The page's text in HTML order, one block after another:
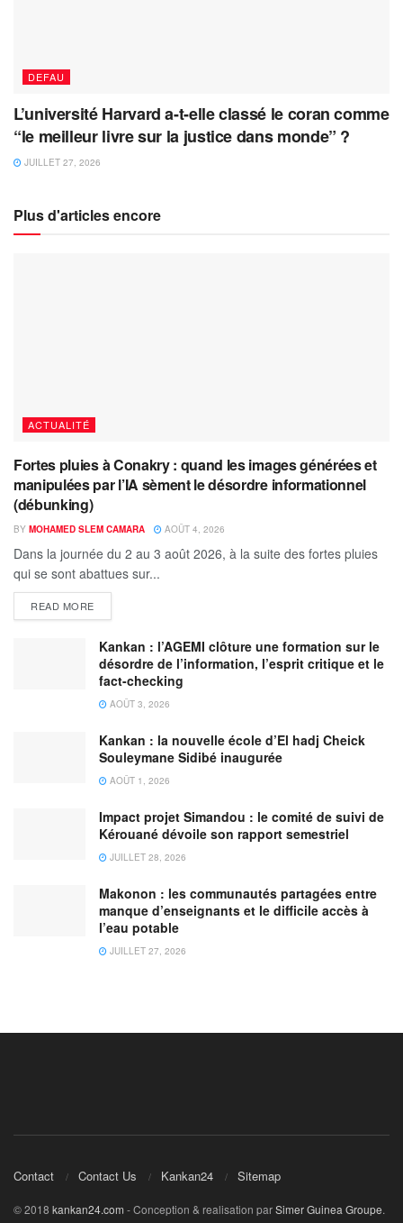
DEFAU
L’université Harvard a-t-elle classé le coran comme
“le meilleur livre sur la justice dans monde” ?
JUILLET 27, 2026
Plus d'articles encore
ACTUALITÉ
Fortes pluies à Conakry : quand les images générées et
manipulées par l’IA sèment le désordre informationnel
(débunking)
BY MOHAMED SLEM CAMARA AOÛT 4, 2026
Dans la journée du 2 au 3 août 2026, à la suite des fortes pluies
qui se sont abattues sur...
READ MORE
Kankan : l’AGEMI clôture une formation sur le
désordre de l’information, l’esprit critique et le
fact-checking
AOÛT 3, 2026
Kankan : la nouvelle école d’El hadj Cheick
Souleymane Sidibé inaugurée
AOÛT 1, 2026
Impact projet Simandou : le comité de suivi de
Kérouané dévoile son rapport semestriel
JUILLET 28, 2026
Makonon : les communautés partagées entre
manque d’enseignants et le difficile accès à
l’eau potable
JUILLET 27, 2026
Contact Contact Us Kankan24 Sitemap
© 2018 kankan24.com - Conception & realisation parSimer Guinea Groupe.